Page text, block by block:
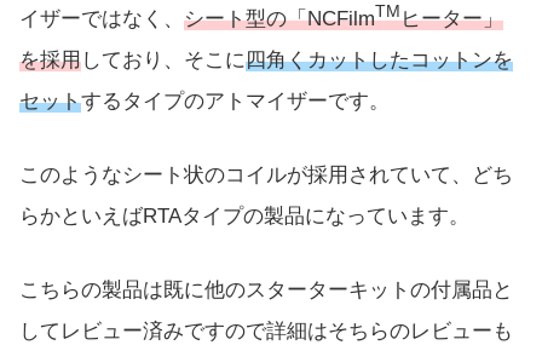
イザーではなく、 シート型の「NCFilmTMヒーター」
を採用しており、そこに四角くカットしたコットンを
セットするタイプのアトマイザーです。
このようなシート状のコイルが採用されていて、どち
らかといえばRTAタイプの製品になっています。
こちらの製品は既に他のスターターキットの付属品と
してレビュー済みですので詳細はそちらのレビューも